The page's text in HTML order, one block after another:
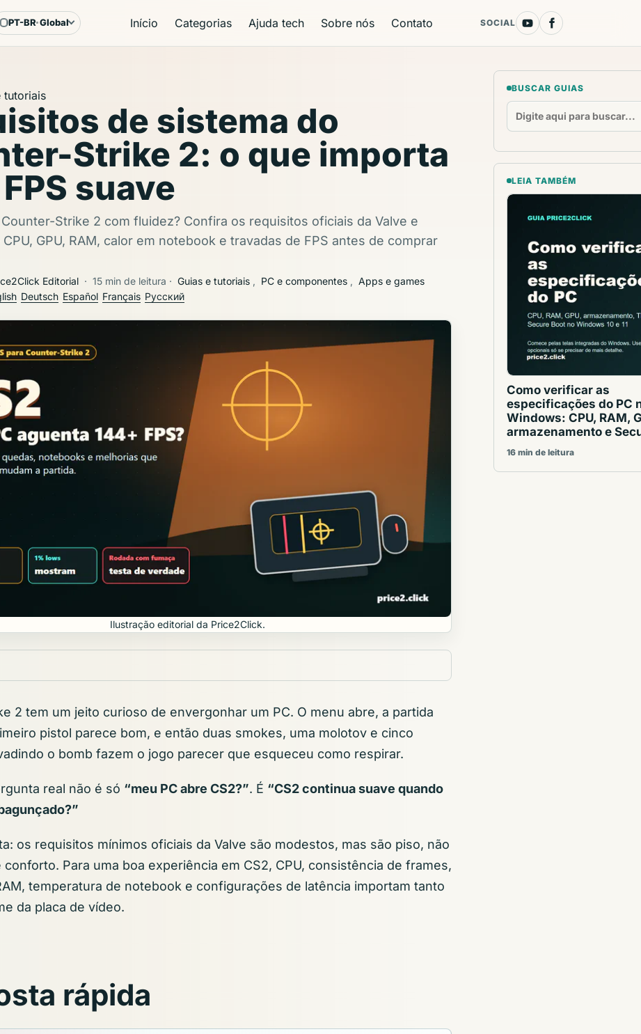
Idioma e região
PT-BR Global Início Categorias Ajuda tech Sobre nós Contato SOCIAL
tutoriais
de sistema do
Strike 2: o que importa
suave
Strike 2 com fluidez? Confira os requisitos oficiais da Valve e
GPU, RAM, calor em notebook e travadas de FPS antes de comprar
Editorial · 15 min de leitura · Guias e tutoriais , PC e componentes , Apps e games
Deutsch Español Français Русский
Ilustração editorial da Price2Click.
2 tem um jeito curioso de envergonhar um PC. O menu abre, a partida
pistol parece bom, e então duas smokes, uma molotov e cinco
o bomb fazem o jogo parecer que esqueceu como respirar.
real não é só “meu PC abre CS2?”. É “CS2 continua suave quando
os requisitos mínimos oficiais da Valve são modestos, mas são piso, não
conforto. Para uma boa experiência em CS2, CPU, consistência de frames,
temperatura de notebook e configurações de latência importam tanto
da placa de vídeo.
rápida
BUSCAR GUIAS
LEIA TAMBÉM
Como verificar as
especificações do PC
Windows: CPU, RAM,
armazenamento e
16 min de leitura